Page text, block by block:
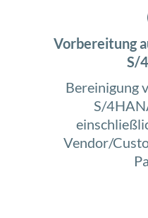
Vorbereitung
S/
Bereinigung
S/
Vendor/